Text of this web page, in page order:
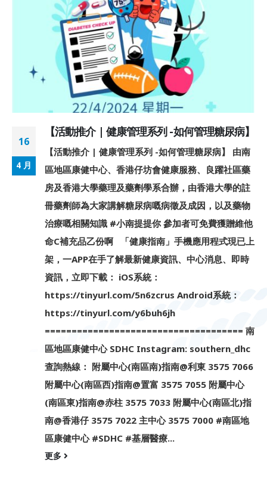
16
4 月
【活動推介 | 健康管理系列 -如何管理糖尿病】
【活動推介 | 健康管理系列 -如何管理糖尿病】 由南
區地區康健中心、香港仔坊會健康服務、良躍社區藥
房及香港大學藥理及藥劑學系合辦，由香港大學的註
冊藥劑師為大家講解糖尿病嘅病徵及成因，以及藥物
治療嘅相關知識 #小南提提你 參加者可免費獲贈維他
命C補充品乙份啊 「健康指南」手機應用程式現已上
架，一APP在手了解最新健康資訊、中心消息、即時
資訊，立即下載： iOS系統：
https://tinyurl.com/5n6zcrus Android系統：
https://tinyurl.com/y6buh6jh
===================================== 南
區地區康健中心 SDHC Instagram: southern_dhc
查詢熱線： 附屬中心(南區南)指南@利東 3575 7066
附屬中心(南區西)指南@置富 3575 7055 附屬中心
(南區東)指南@赤柱 3575 7033 附屬中心(南區北)指
南@香港仔 3575 7022 主中心 3575 7000 #南區地
區康健中心 #SDHC #基層醫療...
更多